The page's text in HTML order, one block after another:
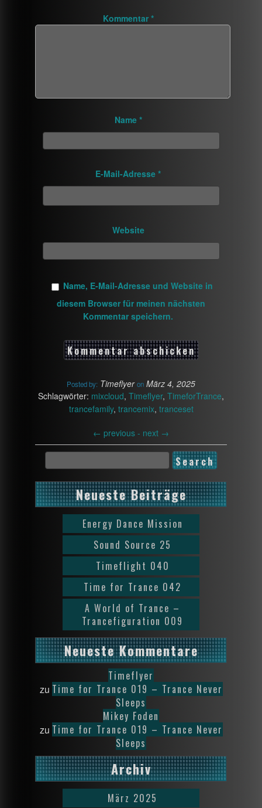
Kommentar *
Name *
E-Mail-Adresse *
Website
Name, E-Mail-Adresse und Website in
diesem Browser für meinen nächsten
Kommentar speichern.
Posted by: Timeflyer on März 4, 2025
Schlagwörter: mixcloud, Timeflyer, TimeforTrance,
trancefamily, trancemix, tranceset
← previous - next →
Neueste Beiträge
Energy Dance Mission
Sound Source 25
Timeflight 040
Time for Trance 042
A World of Trance –
Trancefiguration 009
Neueste Kommentare
Timeflyer
zu Time for Trance 019 – Trance Never
Sleeps
Mikey Foden
zu Time for Trance 019 – Trance Never
Sleeps
Archiv
März 2025